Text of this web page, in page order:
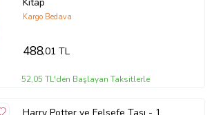
Kargo Bedava
488,01 TL
52,05 TL'den Başlayan Taksitlerle